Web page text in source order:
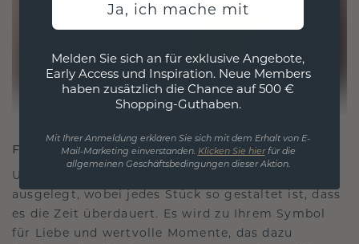
FÜR VERBINDUNGEN GESCHAFFEN
Unsere Designphilosophie ist auf Verbindung
ausgelegt, wobei jedes Stück so gestaltet ist, dass
es die Zeit überdauert. Es wird zu Ihrem Symbol
für Liebe und wertvolle Momente, das dazu
Ja, ich mache mit
Melden Sie sich an für exklusive Angebote,
Early Access und Inspiration. Neue Members
haben zusätzlich die Chance auf 500 €
Shopping-Guthaben.
Mit Ihrer Anmeldung erklären Sie sich mit dem Erhalt von E-
Mail-Marketing einverstanden. Klicken Sie hierfür die
allgemeinen Geschäftsbedingungen dieser Aktion.